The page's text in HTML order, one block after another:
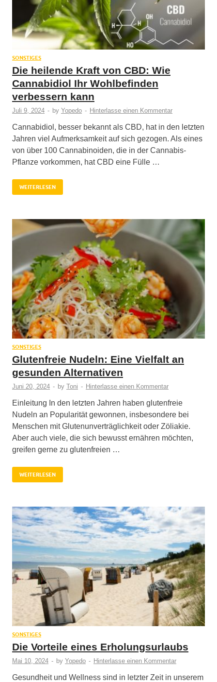
SONSTIGES
Die heilende Kraft von CBD: Wie
Cannabidiol Ihr Wohlbefinden
verbessern kann
Juli 9, 2024 - by Yopedo - Hinterlasse einen Kommentar
Cannabidiol, besser bekannt als CBD, hat in den letzten
Jahren viel Aufmerksamkeit auf sich gezogen. Als eines
von über 100 Cannabinoiden, die in der Cannabis-
Pflanze vorkommen, hat CBD eine Fülle …
WEITERLESEN
SONSTIGES
Glutenfreie Nudeln: Eine Vielfalt an
gesunden Alternativen
Juni 20, 2024 - by Toni - Hinterlasse einen Kommentar
Einleitung In den letzten Jahren haben glutenfreie
Nudeln an Popularität gewonnen, insbesondere bei
Menschen mit Glutenunverträglichkeit oder Zöliakie.
Aber auch viele, die sich bewusst ernähren möchten,
greifen gerne zu glutenfreien …
WEITERLESEN
SONSTIGES
Die Vorteile eines Erholungsurlaubs
Mai 10, 2024 - by Yopedo - Hinterlasse einen Kommentar
Gesundheit und Wellness sind in letzter Zeit in unserem